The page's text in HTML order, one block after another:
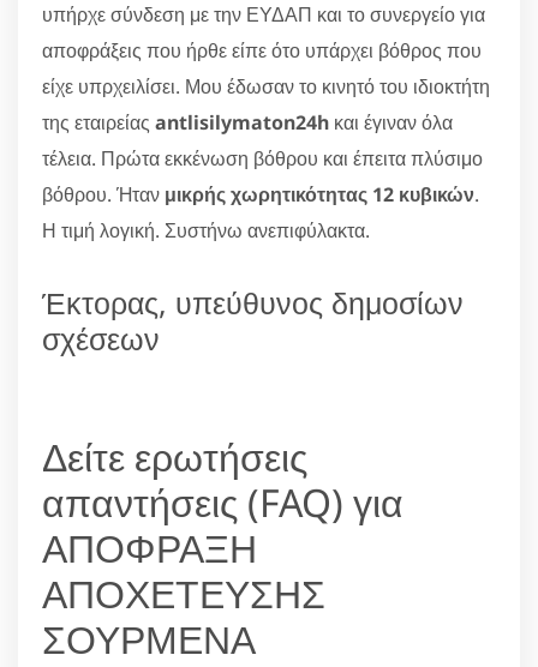
υπήρχε σύνδεση με την ΕΥΔΑΠ και το συνεργείο για
αποφράξεις που ήρθε είπε ότο υπάρχει βόθρος που
είχε υπρχειλίσει. Μου έδωσαν το κινητό του ιδιοκτήτη
της εταιρείας antlisilymaton24h και έγιναν όλα
τέλεια. Πρώτα εκκένωση βόθρου και έπειτα πλύσιμο
βόθρου. Ήταν μικρής χωρητικότητας 12 κυβικών.
Η τιμή λογική. Συστήνω ανεπιφύλακτα.
Έκτορας, υπεύθυνος δημοσίων
σχέσεων
Δείτε ερωτήσεις
απαντήσεις (FAQ) για
ΑΠΟΦΡΑΞΗ
ΑΠΟΧΕΤΕΥΣΗΣ
ΣΟΥΡΜΕΝΑ